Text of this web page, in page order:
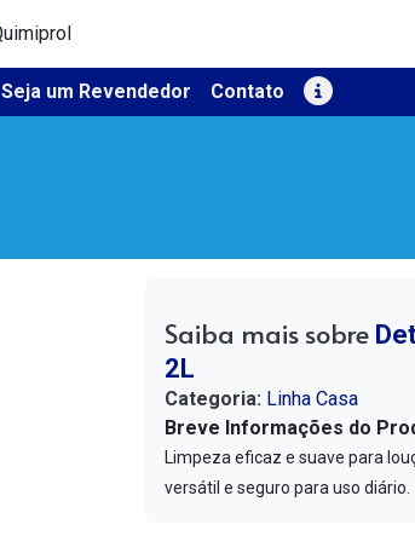
Seja um Revendedor Contato
Saiba mais sobre
2L
Categoria: Linha Casa
Breve Informações do
Limpeza eficaz e suave para
versátil e seguro para uso diário.